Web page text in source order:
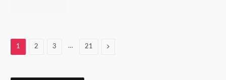
1 2 3 … 21 Next